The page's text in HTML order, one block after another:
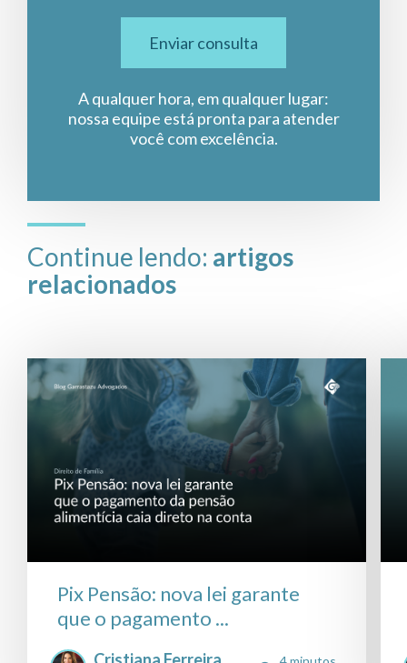
Enviar consulta
A qualquer hora, em qualquer lugar:
nossa equipe está pronta para atender
você com excelência.
Continue lendo: artigos
relacionados
Pix Pensão: nova lei garante
que o pagamento ...